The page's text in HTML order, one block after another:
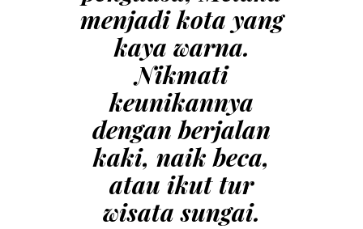
menjadi kota yang
kaya warna.
Nikmati
keunikannya
dengan berjalan
kaki, naik beca,
atau ikut tur
wisata sungai.